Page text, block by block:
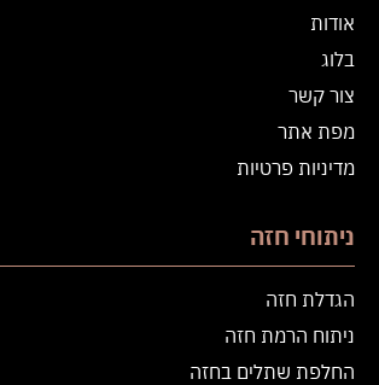
אודות
בלוג
צור קשר
מפת אתר
מדיניות פרטיות
ניתוחי חזה
הגדלת חזה
ניתוח הרמת חזה
החלפת שתלים בחזה